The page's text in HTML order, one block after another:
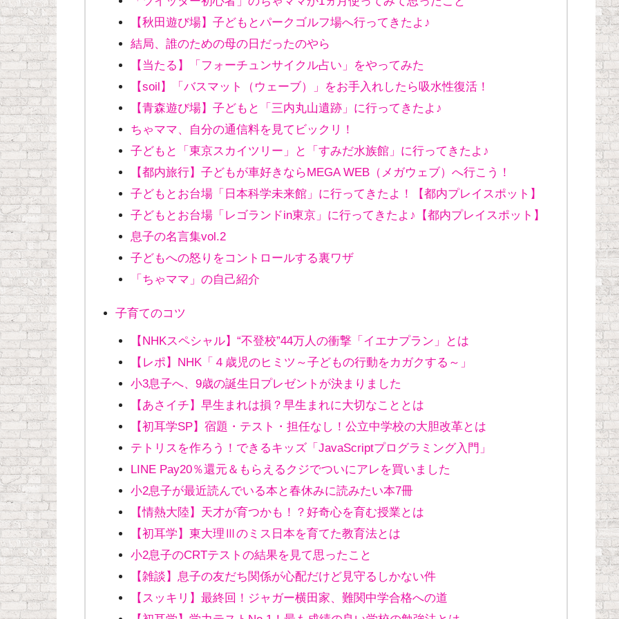
【秋田遊び場】子どもとパークゴルフ場へ行ってきたよ♪
結局、誰のための母の日だったのやら
【当たる】「フォーチュンサイクル占い」をやってみた
【soil】「バスマット（ウェーブ）」をお手入れしたら吸水性復活！
【青森遊び場】子どもと「三内丸山遺跡」に行ってきたよ♪
ちゃママ、自分の通信料を見てビックリ！
子どもと「東京スカイツリー」と「すみだ水族館」に行ってきたよ♪
【都内旅行】子どもが車好きならMEGA WEB（メガウェブ）へ行こう！
子どもとお台場「日本科学未来館」に行ってきたよ！【都内プレイスポット】
子どもとお台場「レゴランドin東京」に行ってきたよ♪【都内プレイスポット】
息子の名言集vol.2
子どもへの怒りをコントロールする裏ワザ
「ちゃママ」の自己紹介
子育てのコツ
【NHKスペシャル】“不登校”44万人の衝撃「イエナプラン」とは
【レポ】NHK「４歳児のヒミツ～子どもの行動をカガクする～」
小3息子へ、9歳の誕生日プレゼントが決まりました
【あさイチ】早生まれは損？早生まれに大切なこととは
【初耳学SP】宿題・テスト・担任なし！公立中学校の大胆改革とは
テトリスを作ろう！できるキッズ「JavaScriptプログラミング入門」
LINE Pay20％還元＆もらえるクジでついにアレを買いました
小2息子が最近読んでいる本と春休みに読みたい本7冊
【情熱大陸】天才が育つかも！？好奇心を育む授業とは
【初耳学】東大理Ⅲのミス日本を育てた教育法とは
小2息子のCRTテストの結果を見て思ったこと
【雑談】息子の友だち関係が心配だけど見守るしかない件
【スッキリ】最終回！ジャガー横田家、難関中学合格への道